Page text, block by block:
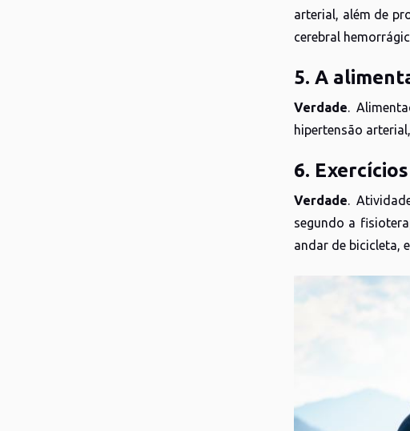
arterial, além de
cerebral
5. A
Verdade.
hipertensão
6.
Verdade.
segundo a
andar de bicicleta,